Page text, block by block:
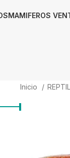
MAMIFEROS
Inicio